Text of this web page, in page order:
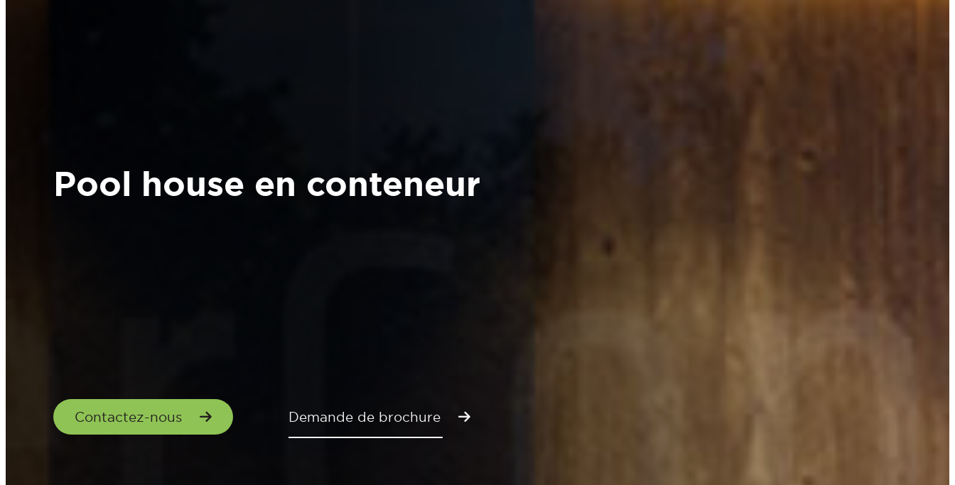
Pool house en conteneur
Contactez-nous Demande de brochure